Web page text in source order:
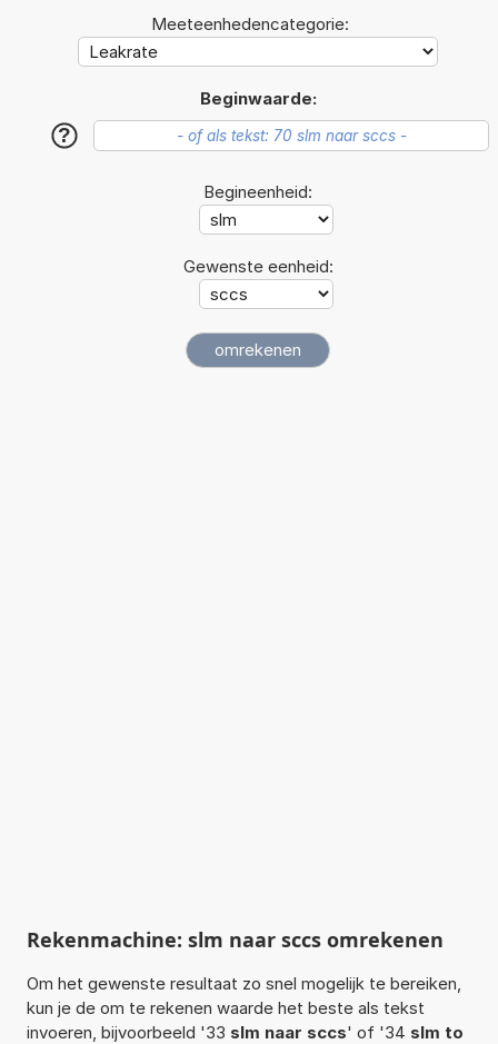
Meeteenhedencategorie:
Beginwaarde:
?
Begineenheid:
Gewenste eenheid:
Rekenmachine: slm naar sccs omrekenen
Om het gewenste resultaat zo snel mogelijk te bereiken,
kun je de om te rekenen waarde het beste als tekst
invoeren, bijvoorbeeld '33 slm naar sccs' of '34 slm to